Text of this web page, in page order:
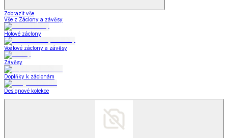
Zobrazit vše
Vše z Záclony a závěsy
Hotové záclony
Voálové záclony a závěsy
Závěsy
Doplňky k záclonám
Designové kolekce